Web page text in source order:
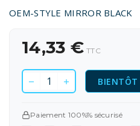
OEM-STYLE MIRROR BLACK
14,33 € TTC
BIENTÔT
Paiement 100%% sécurisé